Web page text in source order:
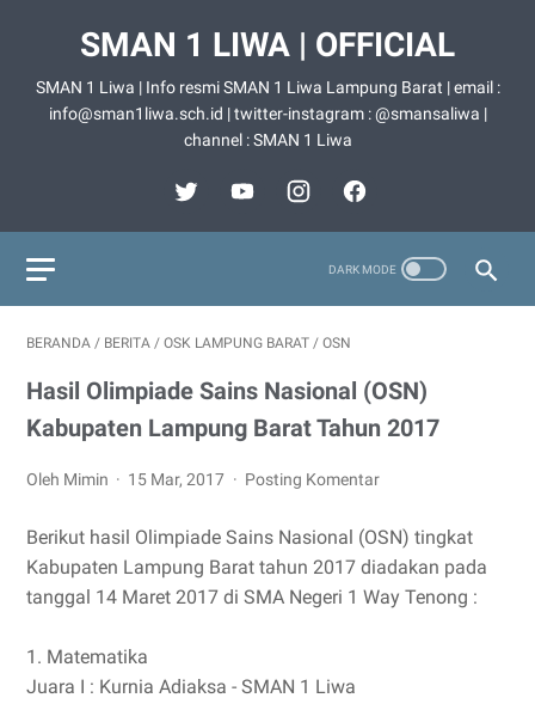
SMAN 1 LIWA | OFFICIAL
SMAN 1 Liwa | Info resmi SMAN 1 Liwa Lampung Barat | email :
info@sman1liwa.sch.id | twitter-instagram : @smansaliwa |
channel : SMAN 1 Liwa
BERANDA / BERITA / OSK LAMPUNG BARAT / OSN
Hasil Olimpiade Sains Nasional (OSN)
Kabupaten Lampung Barat Tahun 2017
Oleh Mimin 15 Mar, 2017 Posting Komentar
Berikut hasil Olimpiade Sains Nasional (OSN) tingkat
Kabupaten Lampung Barat tahun 2017 diadakan pada
tanggal 14 Maret 2017 di SMA Negeri 1 Way Tenong :
1. Matematika
Juara I : Kurnia Adiaksa - SMAN 1 Liwa